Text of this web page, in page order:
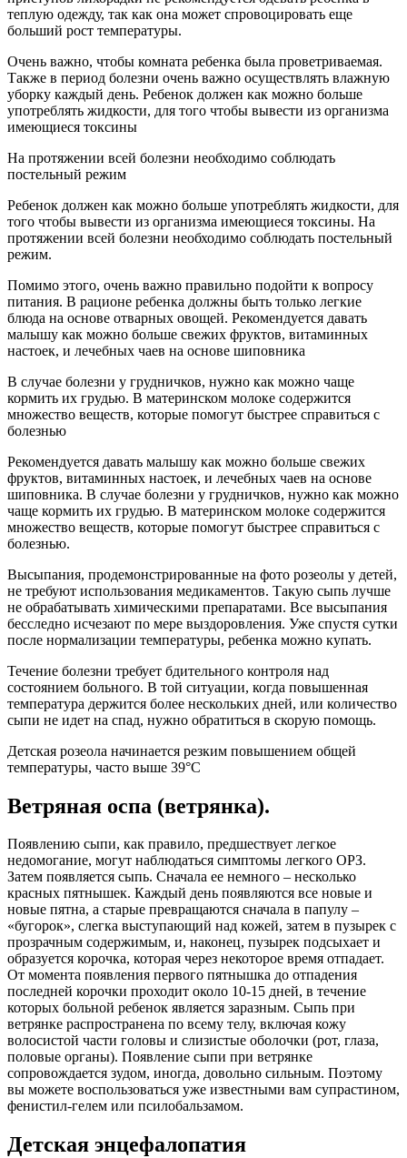
теплую одежду, так как она может спровоцировать еще
больший рост температуры.
Очень важно, чтобы комната ребенка была проветриваемая.
Также в период болезни очень важно осуществлять влажную
уборку каждый день. Ребенок должен как можно больше
употреблять жидкости, для того чтобы вывести из организма
имеющиеся токсины
На протяжении всей болезни необходимо соблюдать
постельный режим
Ребенок должен как можно больше употреблять жидкости, для
того чтобы вывести из организма имеющиеся токсины. На
протяжении всей болезни необходимо соблюдать постельный
режим.
Помимо этого, очень важно правильно подойти к вопросу
питания. В рационе ребенка должны быть только легкие
блюда на основе отварных овощей. Рекомендуется давать
малышу как можно больше свежих фруктов, витаминных
настоек, и лечебных чаев на основе шиповника
В случае болезни у грудничков, нужно как можно чаще
кормить их грудью. В материнском молоке содержится
множество веществ, которые помогут быстрее справиться с
болезнью
Рекомендуется давать малышу как можно больше свежих
фруктов, витаминных настоек, и лечебных чаев на основе
шиповника. В случае болезни у грудничков, нужно как можно
чаще кормить их грудью. В материнском молоке содержится
множество веществ, которые помогут быстрее справиться с
болезнью.
Высыпания, продемонстрированные на фото розеолы у детей,
не требуют использования медикаментов. Такую сыпь лучше
не обрабатывать химическими препаратами. Все высыпания
бесследно исчезают по мере выздоровления. Уже спустя сутки
после нормализации температуры, ребенка можно купать.
Течение болезни требует бдительного контроля над
состоянием больного. В той ситуации, когда повышенная
температура держится более нескольких дней, или количество
сыпи не идет на спад, нужно обратиться в скорую помощь.
Детская розеола начинается резким повышением общей
температуры, часто выше 39°С
Ветряная оспа (ветрянка).
Появлению сыпи, как правило, предшествует легкое
недомогание, могут наблюдаться симптомы легкого ОРЗ.
Затем появляется сыпь. Сначала ее немного – несколько
красных пятнышек. Каждый день появляются все новые и
новые пятна, а старые превращаются сначала в папулу –
«бугорок», слегка выступающий над кожей, затем в пузырек с
прозрачным содержимым, и, наконец, пузырек подсыхает и
образуется корочка, которая через некоторое время отпадает.
От момента появления первого пятнышка до отпадения
последней корочки проходит около 10-15 дней, в течение
которых больной ребенок является заразным. Сыпь при
ветрянке распространена по всему телу, включая кожу
волосистой части головы и слизистые оболочки (рот, глаза,
половые органы). Появление сыпи при ветрянке
сопровождается зудом, иногда, довольно сильным. Поэтому
вы можете воспользоваться уже известными вам супрастином,
фенистил-гелем или псилобальзамом.
Детская энцефалопатия